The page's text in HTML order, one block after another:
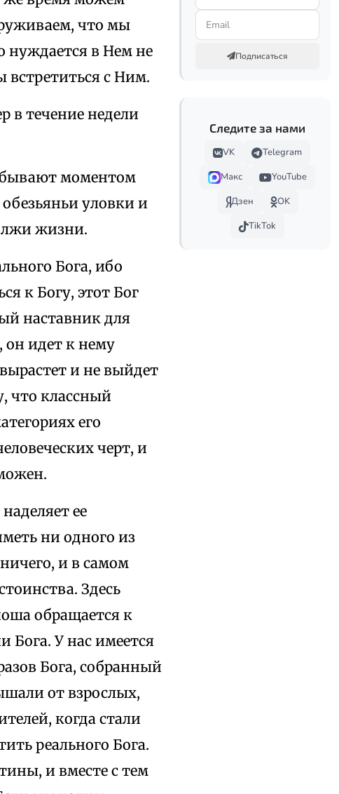
что мы
нуждается в Нем не
встретиться с Ним.
в течение недели
бывают моментом
уловки и
лжи жизни.
Бога, ибо
к Богу, этот Бог
наставник для
идет к нему
и не выйдет
что классный
его
черт, и
ее
ни одного из
и в самом
Здесь
обращается к
У нас имеется
Бога, собранный
от взрослых,
когда стали
реального Бога.
и вместе с тем
Подписаться
Следите за нами
VK
Telegram
Макс
YouTube
Дзен
OK
TikTok